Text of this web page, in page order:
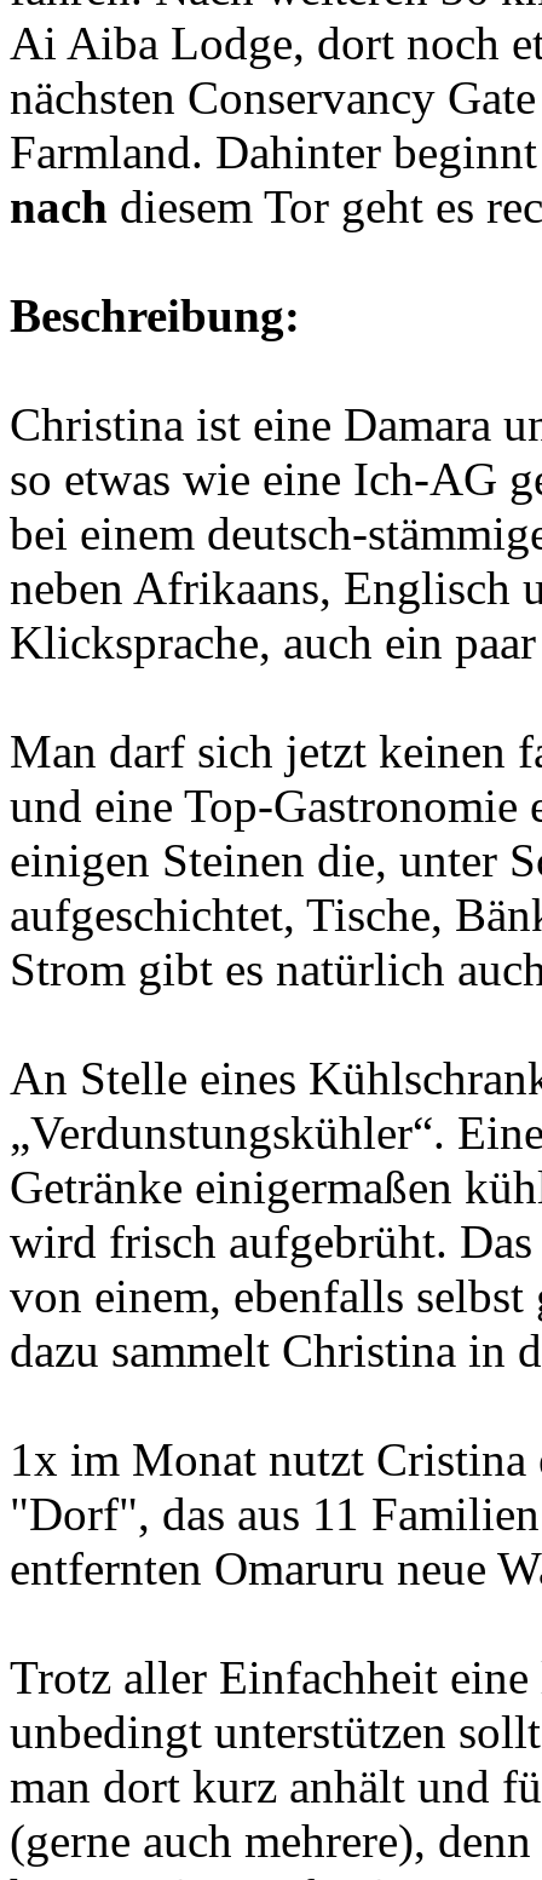
Ai Aiba Lodge, dort noch
nächsten Conservancy
Farmland. Dahinter
nach diesem Tor geht es
Beschreibung:
Christina ist eine Damara
so etwas wie eine Ich-AG
bei einem deutsch-
neben Afrikaans, Englisch
Klicksprache, auch ein
Man darf sich jetzt keinen
und eine Top-Gastronomie
einigen Steinen die, unter
aufgeschichtet, Tische,
Strom gibt es natürlich
An Stelle eines
„Verdunstungskühler“.
Getränke einigermaßen
wird frisch aufgebrüht. Das
von einem, ebenfalls
dazu sammelt Christina in
1x im Monat nutzt Cristina
"Dorf", das aus 11
entfernten Omaruru neue
Trotz aller Einfachheit eine
unbedingt unterstützen
man dort kurz anhält und
(gerne auch mehrere),